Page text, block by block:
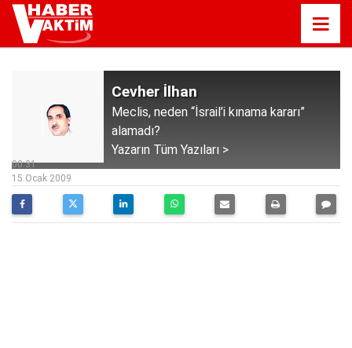
Cevher İlhan
Meclis, neden “İsrail’i kınama kararı”
alamadı?
Yazarın Tüm Yazıları >
00:31
15 Ocak 2009